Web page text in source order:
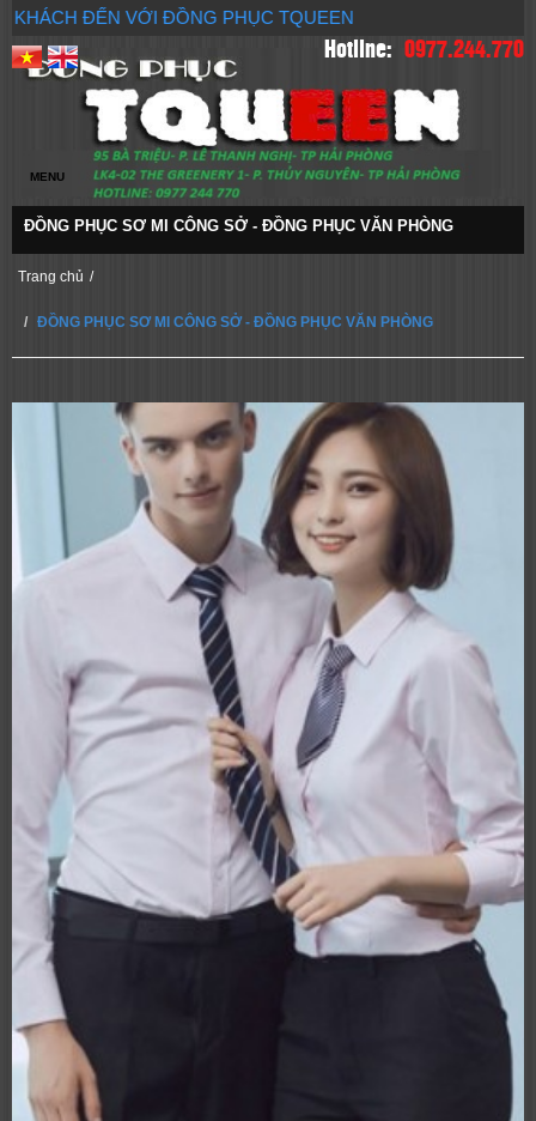
MỪNG QUÝ KHÁCH ĐẾN VỚI ĐỒNG PHỤC TQUEEN
Hotline: 0977.244.770
ĐỒNG PHỤC SƠ MI CÔNG SỞ - ĐỒNG PHỤC VĂN PHÒNG
Trang chủ /
ĐỒNG PHỤC SƠ MI CÔNG SỞ - ĐỒNG PHỤC VĂN PHÒNG